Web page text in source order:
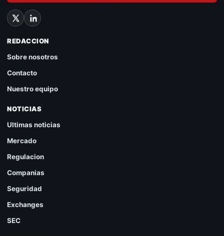
REDACCION
Sobre nosotros
Contacto
Nuestro equipo
NOTICIAS
Ultimas noticias
Mercado
Regulacion
Companias
Seguridad
Exchanges
SEC